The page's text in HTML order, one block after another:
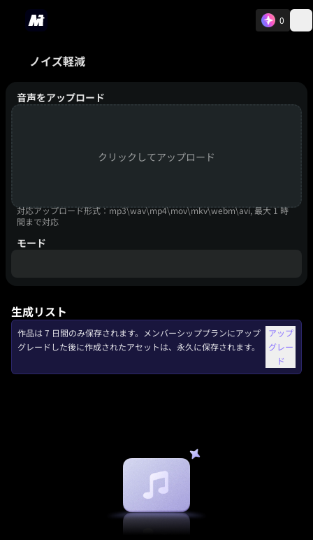
0
ノイズ軽減
音声をアップロード
クリックしてアップロード
対応アップロード形式：mp3\wav\mp4\mov\mkv\webm\avi, 最大 1 時
間まで対応
モード
生成リスト
作品は 7 日間のみ保存されます。メンバーシッププランにアップ
グレードした後に作成されたアセットは、永久に保存されます。
アップ
グレー
ド